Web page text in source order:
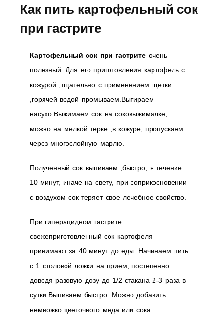
Как пить картофельный сок
при гастрите
Картофельный сок при гастрите очень
полезный. Для его приготовления картофель с
кожурой ,тщательно с применением щетки
,горячей водой промываем.Вытираем
насухо.Выжимаем сок на соковыжималке,
можно на мелкой терке ,в кожуре, пропускаем
через многослойную марлю.
Полученный сок выпиваем ,быстро, в течение
10 минут, иначе на свету, при соприкосновении
с воздухом сок теряет свое лечебное свойство.
При гиперацидном гастрите
свежеприготовленный сок картофеля
принимают за 40 минут до еды. Начинаем пить
с 1 столовой ложки на прием, постепенно
доведя разовую дозу до 1/2 стакана 2-3 раза в
сутки.Выпиваем быстро. Можно добавить
немножко цветочного меда или сока